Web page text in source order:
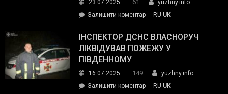
гуманітарну
допомогу
23.07.2025 61
yuzhny.info
Залишити коментарon
провів
нараду
силових
та
RU UK
ІНСПЕКТОР ДСНС ВЛАСНОРУЧ
ЛІКВІДУВАВ ПОЖЕЖУ У
ПІВДЕННОМУ
16.07.2025 149
yuzhny.info
Залишити коментарon
RU UK